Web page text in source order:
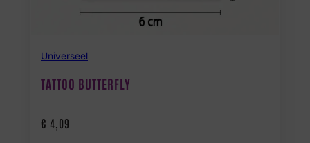
Universeel
TATTOO BUTTERFLY
€ 4,09